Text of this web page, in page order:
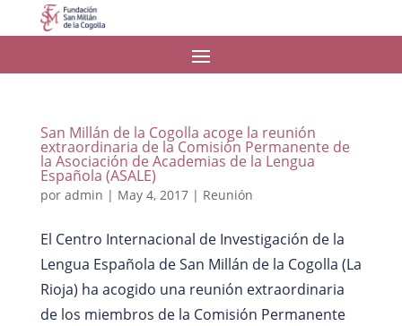
San Millán de la Cogolla acoge la reunión
extraordinaria de la Comisión Permanente de
la Asociación de Academias de la Lengua
Española (ASALE)
por admin | May 4, 2017| Reunión
El Centro Internacional de Investigación de la
Lengua Española de San Millán de la Cogolla (La
Rioja) ha acogido una reunión extraordinaria
de los miembros de la Comisión Permanente